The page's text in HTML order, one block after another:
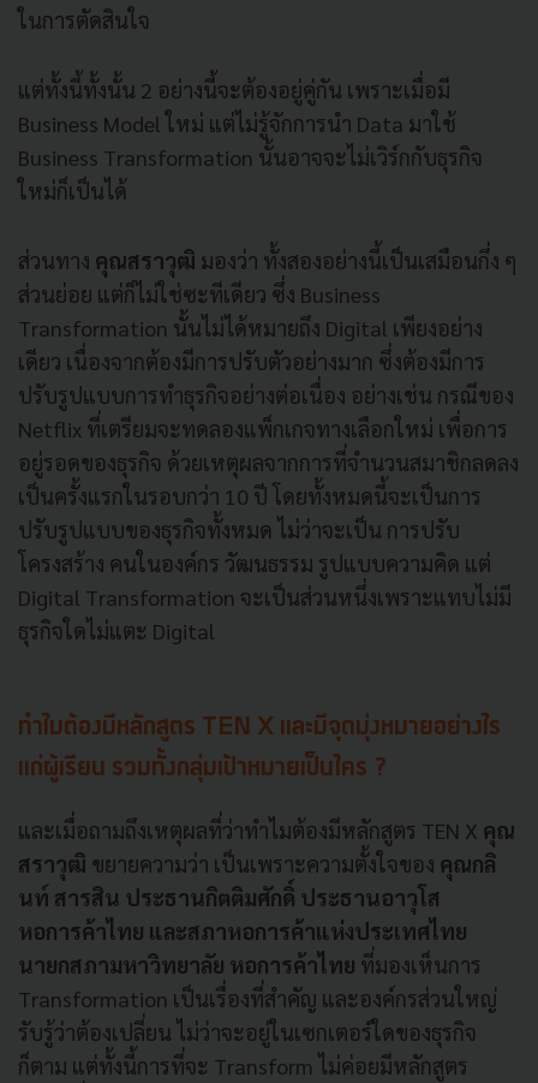
ในการตัดสินใจ
แต่ทั้งนี้ทั้งนั้น 2 อย่างนี้จะต้องอยู่คู่กัน เพราะเมื่อมี
Business Model ใหม่ แต่ไม่รู้จักการนำ Data มาใช้
Business Transformation นั้นอาจจะไม่เวิร์กกับธุรกิจ
ใหม่ก็เป็นได้
ส่วนทาง คุณสราวุฒิ มองว่า ทั้งสองอย่างนี้เป็นเสมือนกึ่ง ๆ
ส่วนย่อย แต่ก็ไม่ใช่ซะทีเดียว ซึ่ง Business
Transformation นั้นไม่ได้หมายถึง Digital เพียงอย่าง
เดียว เนื่องจากต้องมีการปรับตัวอย่างมาก ซึ่งต้องมีการ
ปรับรูปแบบการทำธุรกิจอย่างต่อเนื่อง อย่างเช่น กรณีของ
Netflix ที่เตรียมจะทดลองแพ็กเกจทางเลือกใหม่ เพื่อการ
อยู่รอดของธุรกิจ ด้วยเหตุผลจากการที่จำนวนสมาชิกลดลง
เป็นครั้งแรกในรอบกว่า 10 ปี โดยทั้งหมดนี้จะเป็นการ
ปรับรูปแบบของธุรกิจทั้งหมด ไม่ว่าจะเป็น การปรับ
โครงสร้าง คนในองค์กร วัฒนธรรม รูปแบบความคิด แต่
Digital Transformation จะเป็นส่วนหนึ่งเพราะแทบไม่มี
ธุรกิจใดไม่แตะ Digital
ทำไมต้องมีหลักสูตร TEN X และมีจุดมุ่งหมายอย่างไร
แก่ผู้เรียน รวมทั้งกลุ่มเป้าหมายเป็นใคร ?
และเมื่อถามถึงเหตุผลที่ว่าทำไมต้องมีหลักสูตร TEN X คุณ
สราวุฒิ ขยายความว่า เป็นเพราะความตั้งใจของ คุณกลิ
นท์ สารสิน ประธานกิตติมศักดิ์ ประธานอาวุโส
หอการค้าไทย และสภาหอการค้าแห่งประเทศไทย
นายกสภามหาวิทยาลัย หอการค้าไทย ที่มองเห็นการ
Transformation เป็นเรื่องที่สำคัญ และองค์กรส่วนใหญ่
รับรู้ว่าต้องเปลี่ยน ไม่ว่าจะอยู่ในเซกเตอร์ใดของธุรกิจ
ก็ตาม แต่ทั้งนี้การที่จะ Transform ไม่ค่อยมีหลักสูตร